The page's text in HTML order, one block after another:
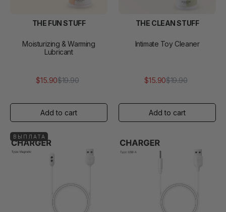
THE FUN STUFF
Moisturizing & Warming
Lubricant
$15.90Обычная
Цена
$19.90
THE CLEAN STUFF
Intimate Toy Cleaner
$15.90Обычная
Цена
$19.90
ВЫПЛАТА